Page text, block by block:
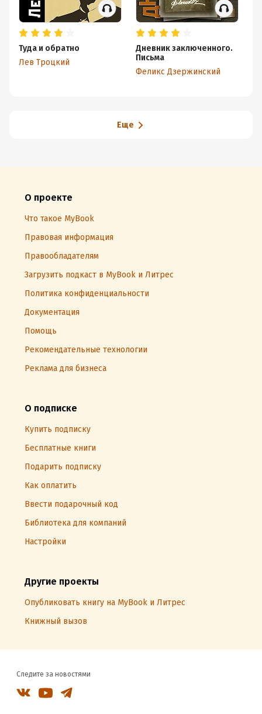
Туда и обратно
Лев Троцкий
Дневник заключенного.
Письма
Феликс Дзержинский
Еще
О проекте
Что такое MyBook
Правовая информация
Правообладателям
Загрузить подкаст в MyBook и Литрес
Политика конфиденциальности
Документация
Помощь
Рекомендательные технологии
Реклама для бизнеса
О подписке
Купить подписку
Бесплатные книги
Подарить подписку
Как оплатить
Ввести подарочный код
Библиотека для компаний
Настройки
Другие проекты
Опубликовать книгу на MyBook и Литрес
Книжный вызов
Следите за новостями